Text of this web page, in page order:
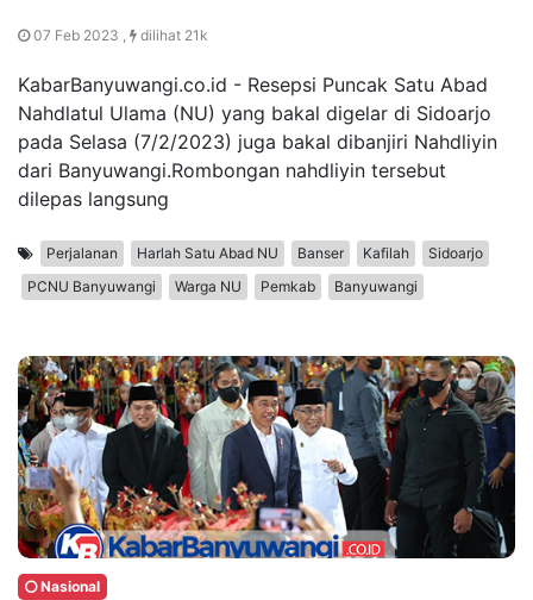
07 Feb 2023 , dilihat 21k
KabarBanyuwangi.co.id - Resepsi Puncak Satu Abad
Nahdlatul Ulama (NU) yang bakal digelar di Sidoarjo
pada Selasa (7/2/2023) juga bakal dibanjiri Nahdliyin
dari Banyuwangi.Rombongan nahdliyin tersebut
dilepas langsung
Perjalanan Harlah Satu Abad NU Banser Kafilah
Sidoarjo
PCNU Banyuwangi
Warga NU Pemkab Banyuwangi
Nasional